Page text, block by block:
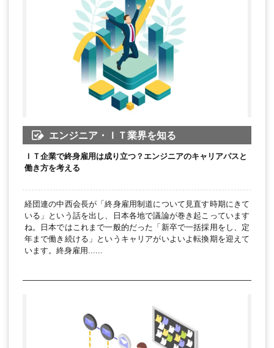
エンジニア・ＩＴ業界を知る
ＩＴ企業で終身雇用は成り立つ？エンジニアのキャリアパスと
働き方を考える
経団連の中西会長が「終身雇用制道について見直す時期にきて
いる」という話を出し、日本各地で議論が巻き起こっています
ね。日本ではこれまで一般的だった「新卒で一括採用をし、定
年まで働き続ける」というキャリアがいよいよ転換期を迎えて
います。終身雇用......